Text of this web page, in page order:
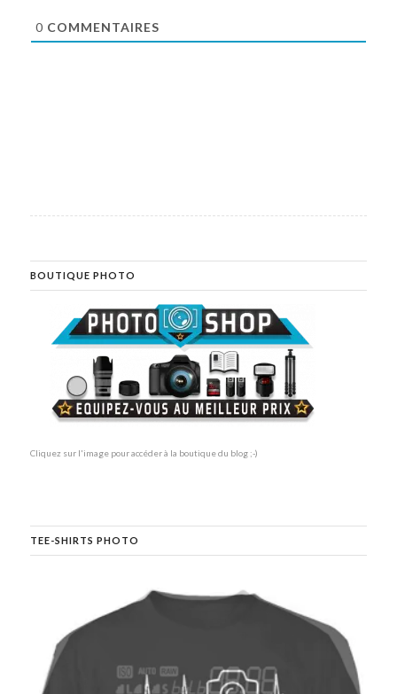
0 COMMENTAIRES
BOUTIQUE PHOTO
Cliquez sur l'image pour accéder à la boutique du blog ;-)
TEE-SHIRTS PHOTO